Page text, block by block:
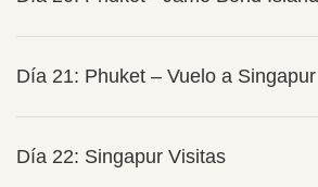
Día 21: Phuket – Vuelo a Singapur
Día 22: Singapur Visitas